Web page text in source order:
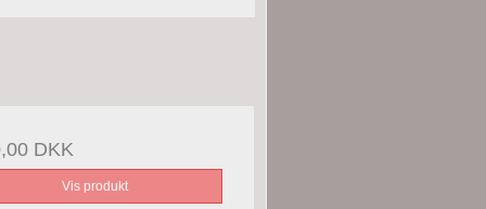
DKK
Vis produkt